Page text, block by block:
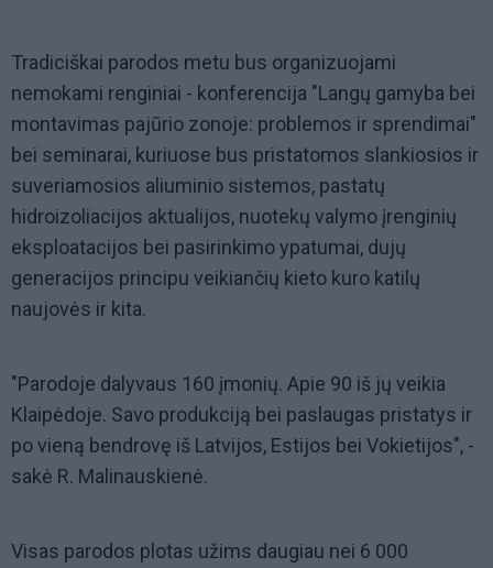
Tradiciškai parodos metu bus organizuojami
nemokami renginiai - konferencija "Langų gamyba bei
montavimas pajūrio zonoje: problemos ir sprendimai"
bei seminarai, kuriuose bus pristatomos slankiosios ir
suveriamosios aliuminio sistemos, pastatų
hidroizoliacijos aktualijos, nuotekų valymo įrenginių
eksploatacijos bei pasirinkimo ypatumai, dujų
generacijos principu veikiančių kieto kuro katilų
naujovės ir kita.
"Parodoje dalyvaus 160 įmonių. Apie 90 iš jų veikia
Klaipėdoje. Savo produkciją bei paslaugas pristatys ir
po vieną bendrovę iš Latvijos, Estijos bei Vokietijos", -
sakė R. Malinauskienė.
Visas parodos plotas užims daugiau nei 6 000